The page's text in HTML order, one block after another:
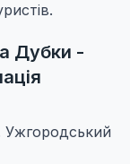
Дубки -
Ужгородський